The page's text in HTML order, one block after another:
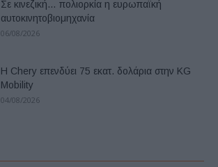
Σε κινεζική… πολιορκία η ευρωπαϊκή
αυτοκινητοβιομηχανία
06/08/2026
Η Chery επενδύει 75 εκατ. δολάρια στην KG
Mobility
04/08/2026